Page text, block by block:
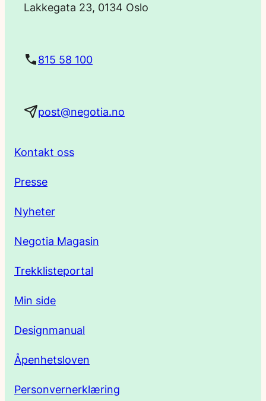
Lakkegata 23, 0134 Oslo
815 58 100
post@negotia.no
Kontakt oss
Presse
Nyheter
Negotia Magasin
Trekklisteportal
Min side
Designmanual
Åpenhetsloven
Personvernerklæring